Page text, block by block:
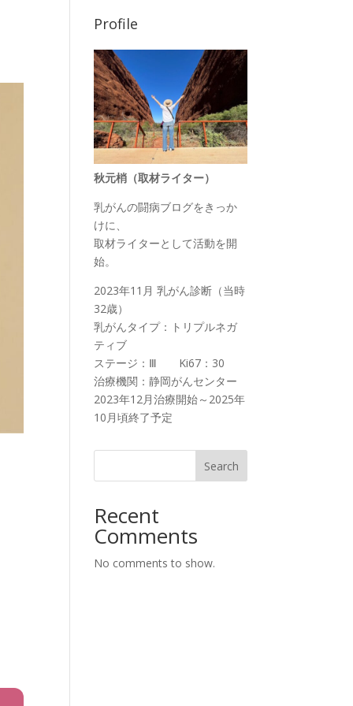
Profile
秋元梢（取材ライター）
乳がんの闘病ブログをきっか
けに、
取材ライターとして活動を開
始。
2023年11月 乳がん診断（当時
32歳）
乳がんタイプ：トリプルネガ
ティブ
ステージ：Ⅲ Ki67：30
治療機関：静岡がんセンター
2023年12月治療開始～2025年
10月頃終了予定
Search
Recent
Comments
No comments to show.